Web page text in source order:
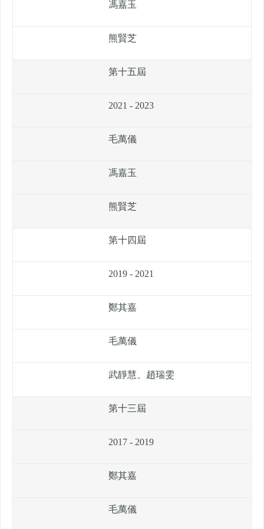
馮嘉玉
熊賢芝
第十五屆
2021 - 2023
毛萬儀
馮嘉玉
熊賢芝
第十四屆
2019 - 2021
鄭其嘉
毛萬儀
武靜慧、趙瑞雯
第十三屆
2017 - 2019
鄭其嘉
毛萬儀